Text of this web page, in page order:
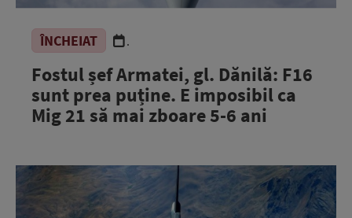
ÎNCHEIAT .
Fostul șef Armatei, gl. Dănilă: F16
sunt prea puține. E imposibil ca
Mig 21 să mai zboare 5-6 ani